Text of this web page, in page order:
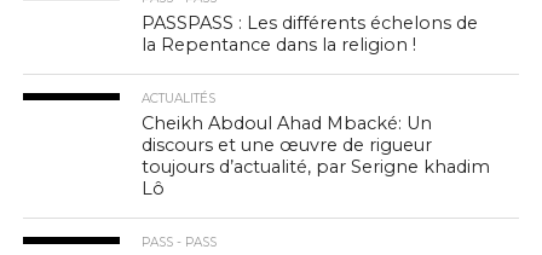
PASSPASS : Les différents échelons de
la Repentance dans la religion !
ACTUALITÉS
Cheikh Abdoul Ahad Mbacké: Un
discours et une œuvre de rigueur
toujours d’actualité, par Serigne khadim
Lô
PASS - PASS